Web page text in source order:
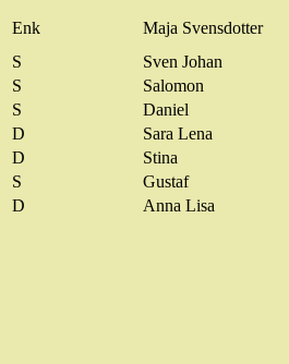
Enk
Maja Svensdotter
S
Sven Johan
S
Salomon
S
Daniel
D
Sara Lena
D
Stina
S
Gustaf
D
Anna Lisa